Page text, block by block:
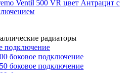
Ventil 500 VR цвет Антрацит с
радиаторы
подключение
боковое подключение
боковое подключение